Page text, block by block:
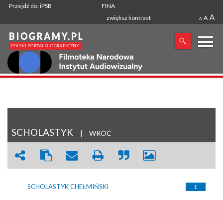
Przejdź do: iPSB
FINA
zwiększ kontrast
A A A
X
SCHOLASTYK | WRÓĆ
SCHOLASTYK CHEŁMIŃSKI 1